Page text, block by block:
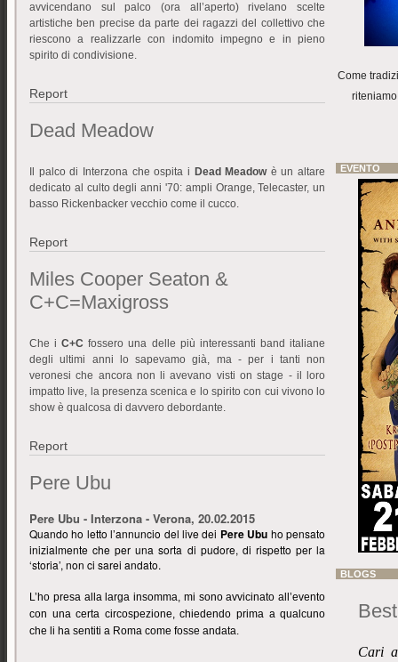
avvicendano sul palco (ora all’aperto) rivelano scelte
artistiche ben precise da parte dei ragazzi del collettivo che
riescono a realizzarle con indomito impegno e in pieno
spirito di condivisione.
Report
Dead Meadow
Il palco di Interzona che ospita i Dead Meadowè un altare
dedicato al culto degli anni '70: ampli Orange, Telecaster, un
basso Rickenbacker vecchio come il cucco.
Report
Miles Cooper Seaton &
C+C=Maxigross
Che iC+C fossero una delle più interessanti band italiane
degli ultimi anni lo sapevamo già, ma - per i tanti non
veronesi che ancora non li avevano visti on stage - il loro
impatto live, la presenza scenica e lo spirito con cui vivono lo
show è qualcosa di davvero debordante.
Report
Pere Ubu
Pere Ubu - Interzona - Verona, 20.02.2015
Quando ho letto l’annuncio del live dei Pere Ubu ho pensato
inizialmente che per una sorta di pudore, di rispetto per la
‘storia’, non ci sarei andato.
L’ho presa alla larga insomma, mi sono avvicinato all’evento
con una certa circospezione, chiedendo prima a qualcuno
che li ha sentiti a Roma come fosse andata.
Come
EVENTO
BLOGS
Cari